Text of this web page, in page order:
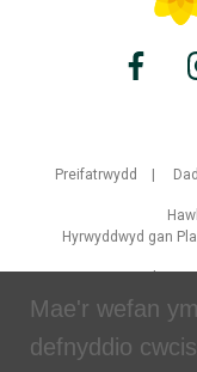
Preifatrwydd
Hyrwyddwyd gan
Mae'r wefan
defnyddio